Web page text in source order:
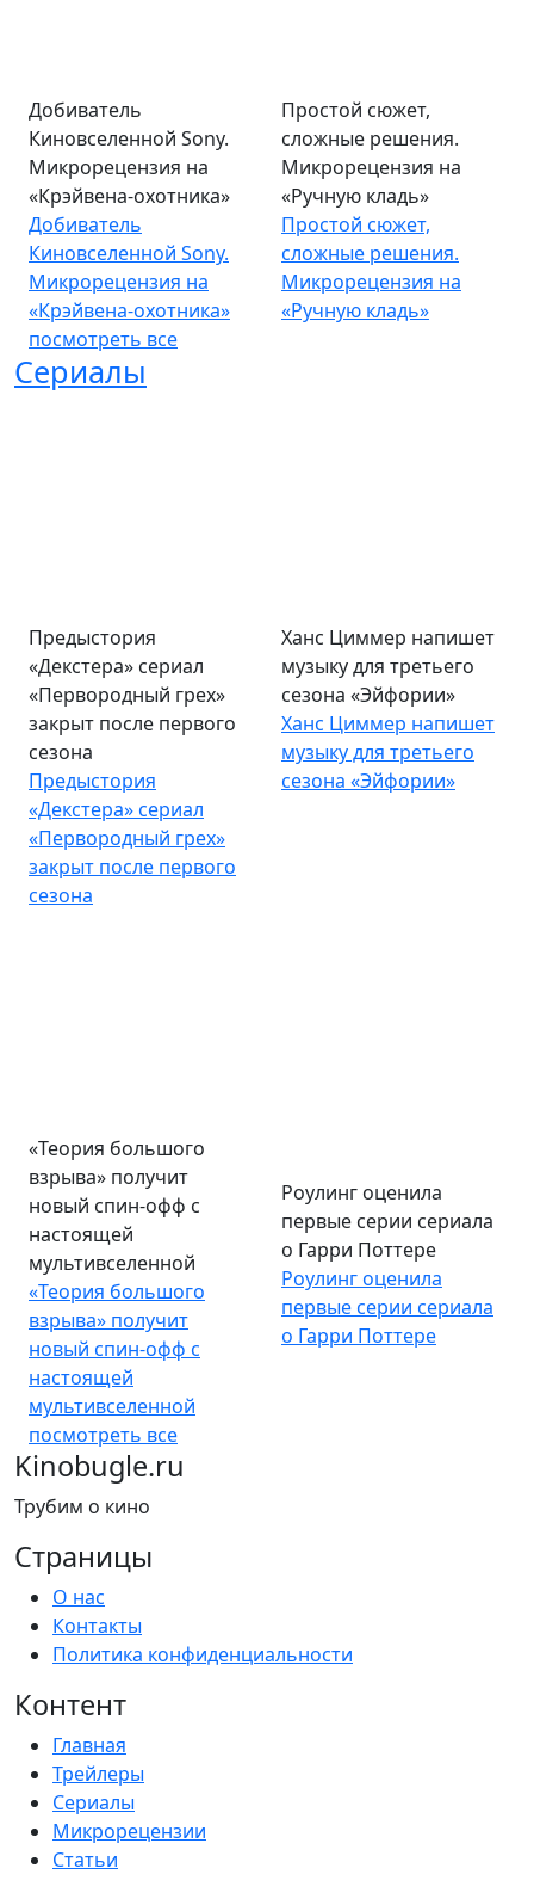
Добиватель
Киновселенной Sony.
Микрорецензия на
«Крэйвена-охотника»
Добиватель
Киновселенной Sony.
Микрорецензия на
«Крэйвена-охотника»
Простой сюжет,
сложные решения.
Микрорецензия на
«Ручную кладь»
Простой сюжет,
сложные решения.
Микрорецензия на
«Ручную кладь»
посмотреть все
Сериалы
Предыстория
«Декстера» сериал
«Первородный грех»
закрыт после первого
сезона
Предыстория
«Декстера» сериал
«Первородный грех»
закрыт после первого
сезона
Ханс Циммер напишет
музыку для третьего
сезона «Эйфории»
Ханс Циммер напишет
музыку для третьего
сезона «Эйфории»
«Теория большого
взрыва» получит
новый спин-офф с
настоящей
мультивселенной
«Теория большого
взрыва» получит
новый спин-офф с
настоящей
мультивселенной
о Гарри Поттере
Роулинг оценила
первые серии сериала
о Гарри Поттере
посмотреть все
Kinobugle.ru
Трубим о кино
Страницы
О нас
Контакты
Политика конфиденциальности
Контент
Главная
Трейлеры
Сериалы
Микрорецензии
Статьи